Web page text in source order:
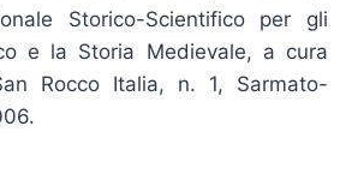
Storico-Scientifico per gli
e la Storia Medievale, a cura
Rocco Italia, n. 1, Sarmato-